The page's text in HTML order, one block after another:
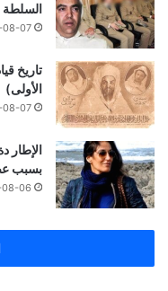
السلطة
08-07
تاريخ
الأولى)
08-07
الإطار
بسبب
06